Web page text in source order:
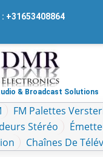
+31653408864
& Broadcast Solutions
FM Palettes
Stéréo
Chaînes De